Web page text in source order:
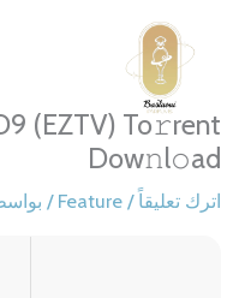
(EZTV) To𝚛rent
Dow𝚗l𝚘ad
اترك تعليقاً /
Feature
/